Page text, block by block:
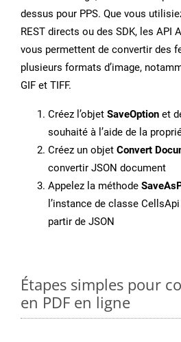
dessus pour PPS. Que vous
REST directs ou des SDK, les API
vous permettent de convertir des
plusieurs formats d’image,
GIF et TIFF.
Créez l’objet SaveOption et
souhaité à l’aide de la
Créez un objet Convert
convertir JSON document
Appelez la méthode
l’instance de classe
partir de JSON
Étapes simples pour
en PDF en ligne